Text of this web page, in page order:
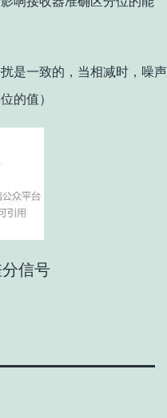
是一致的，当相减时，噪声
的值）
信号